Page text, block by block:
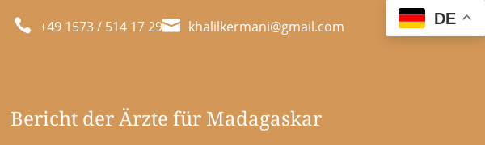
 +49 1573 / 514 17 29 khalilkermani@gmail.com
Bericht der Ärzte für Madagaskar
DE